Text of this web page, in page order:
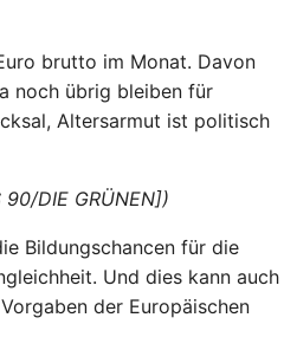
brutto im Monat. Davon
noch übrig bleiben für
Altersarmut ist politisch
DIE GRÜNEN])
Bildungschancen für die
Und dies kann auch
der Europäischen